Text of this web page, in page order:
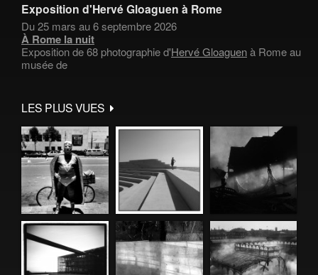
Exposition d'Hervé Gloaguen à Rome
Du 25 mars au 6 septembre 2026
À Rome la nuit
Exposition de 68 photographie d'Hervé Gloaguenà Rome au
musée de
LES PLUS VUES